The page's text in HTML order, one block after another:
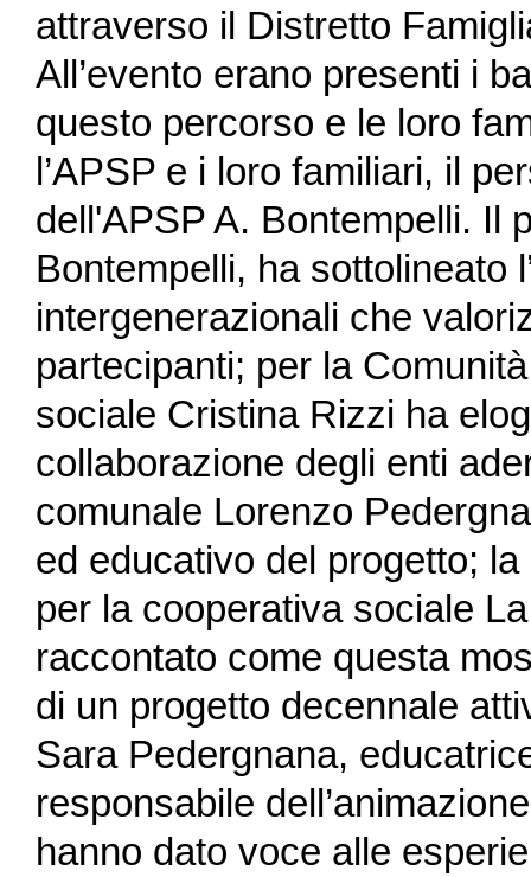
attraverso il Distretto
All’evento erano presenti i
questo percorso e le loro
l’APSP e i loro familiari, il
dell'APSP A. Bontempelli. Il
Bontempelli, ha sottolineato
intergenerazionali che
partecipanti; per la
sociale Cristina Rizzi ha
collaborazione degli enti
comunale Lorenzo
ed educativo del progetto;
per la cooperativa sociale
raccontato come questa
di un progetto decennale
Sara Pedergnana,
responsabile
hanno dato voce alle